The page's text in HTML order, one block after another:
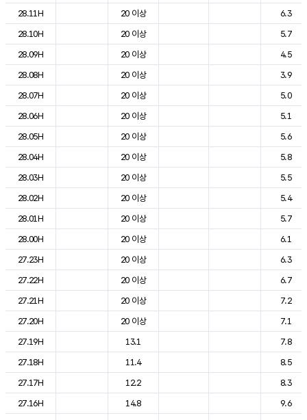
28.11H
20 이상
6.3
28.10H
20 이상
5.7
28.09H
20 이상
4.5
28.08H
20 이상
3.9
28.07H
20 이상
5.0
28.06H
20 이상
5.1
28.05H
20 이상
5.6
28.04H
20 이상
5.8
28.03H
20 이상
5.5
28.02H
20 이상
5.4
28.01H
20 이상
5.7
28.00H
20 이상
6.1
27.23H
20 이상
6.3
27.22H
20 이상
6.7
27.21H
20 이상
7.2
27.20H
20 이상
7.1
27.19H
13.1
7.8
27.18H
11.4
8.5
27.17H
12.2
8.3
27.16H
14.8
9.6